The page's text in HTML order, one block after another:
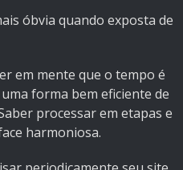
óbvia quando exposta de
em mente que o tempo é
forma bem eficiente de
processar em etapas e
harmoniosa.